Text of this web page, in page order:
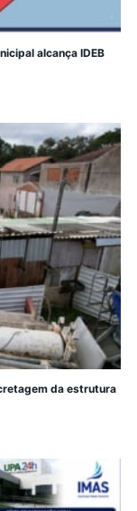
alcança IDEB
da estrutura